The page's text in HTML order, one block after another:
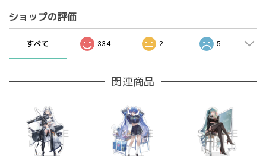
ショップの評価
すべて 334 2 5
関連商品